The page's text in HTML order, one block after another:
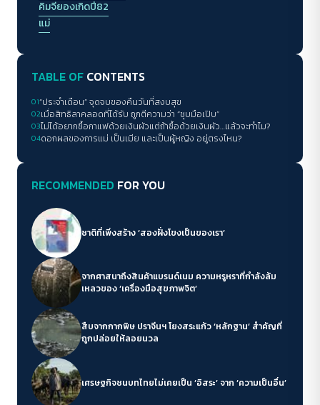
คิมจียองเกิดปี82
แม่
TABLE OF CONTENTS
01“ประจำเดือน” จุดจบของคืนวันที่สงบสุข
02เมื่อสิทธิลาคลอดที่ได้รับ ถูกตีความว่า “ชุบมือเปิบ”
03ไม่ได้อยากซื้อกาแฟด้วยเงินผัวแต่ถ้าซื้อด้วยเงินผัว…แล้วจะทำไม?
04ดอกผลของการแม่ เป็นเมีย และเป็นผู้หญิง อยู่ตรงไหน?
RECOMMENDED FOR YOU
ชาติที่เพิ่งสร้าง ‘สองฝั่งโขงเป็นของเรา’
จากศาสนาถึงสินค้าแบรนด์เนม ความหรูหราที่กำลังล้ม
เหลวของ ‘เครื่องมือสุขภาพจิต’
สืบจากกากพิษ ปราจีนฯ โยงสระแก้ว ‘หลักฐาน’ สำคัญที่
ถูกปล่อยให้ลอยนวล
เศรษฐกิจชนบทไทยไม่เคยเป็น ‘อิสระ’ จาก ‘ความเป็นอื่น’